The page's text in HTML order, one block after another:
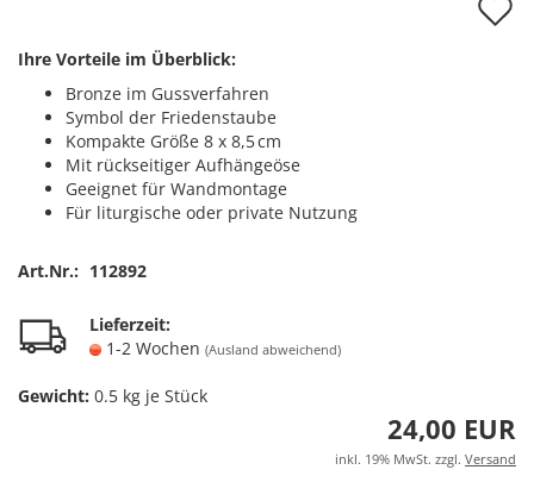
Ihre Vorteile im Überblick:
Bronze im Gussverfahren
Symbol der Friedenstaube
Kompakte Größe 8 x 8,5 cm
Mit rückseitiger Aufhängeöse
Geeignet für Wandmontage
Für liturgische oder private Nutzung
Art.Nr.: 112892
Lieferzeit:
1-2 Wochen (Ausland abweichend)
Gewicht: 0.5 kg je Stück
24,00 EUR
inkl. 19% MwSt. zzgl. Versand